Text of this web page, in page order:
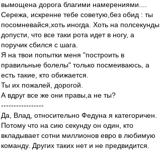
вымощена дорога благими намерениями....
Сережа, искренне тебе советую,без обид : ты
посомневайся,хоть иногда. Хоть на полсекунды
допусти, что все таки рота идет в ногу, а
поручик сбился с шага.
Я на твои попытки меня "построить в
правильные болелы" только посмеиваюсь, а
есть такие, кто обижается.
Ты их пожалей, дорогой.
А вдруг все же они правы,а не ты?
-----------------
Да, Влад, относительно Федуна я категоричен.
Потому что на сию секунду он один, кто
вкладывает сотни миллионов евро в любимую
команду. Других таких нет и не предвидится.